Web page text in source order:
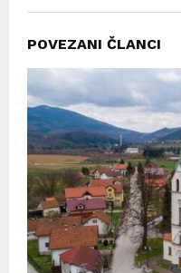
POVEZANI ČLANCI